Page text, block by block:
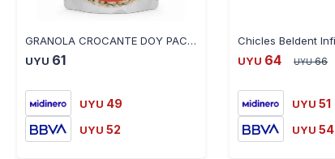
GRANOLA CROCANTE DOY PACK RIO DE LA PLATA 110 GR
UYU 61
UYU 49
UYU 52
UYU 64 UYU 66
UYU 51
UYU 54